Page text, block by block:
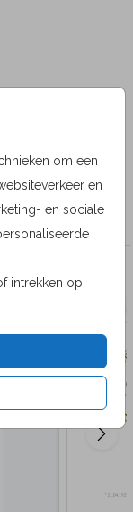
om een
en
en sociale
intrekken op